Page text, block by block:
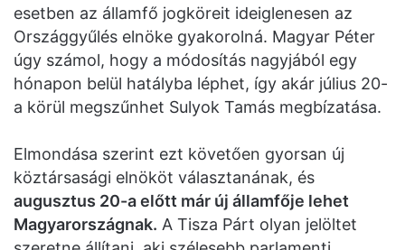
esetben az államfő jogköreit ideiglenesen az
Országgyűlés elnöke gyakorolná. Magyar Péter
úgy számol, hogy a módosítás nagyjából egy
hónapon belül hatályba léphet, így akár július 20-
a körül megszűnhet Sulyok Tamás megbízatása.
Elmondása szerint ezt követően gyorsan új
köztársasági elnököt választanának, és
augusztus 20-a előtt már új államfője lehet
Magyarországnak. A Tisza Párt olyan jelöltet